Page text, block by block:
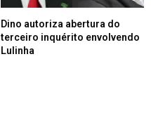
Dino autoriza abertura do
terceiro inquérito envolvendo
Lulinha